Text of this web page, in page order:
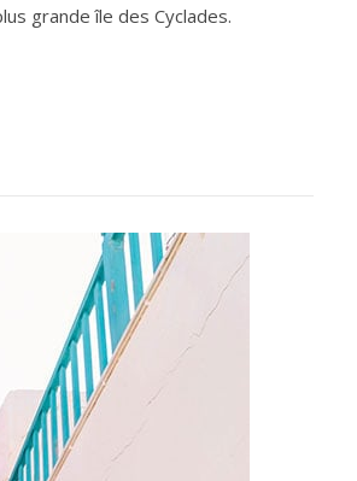
grande île des Cyclades.